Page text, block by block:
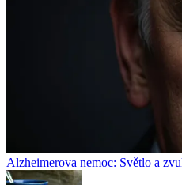
Alzheimerova nemoc: Světlo a